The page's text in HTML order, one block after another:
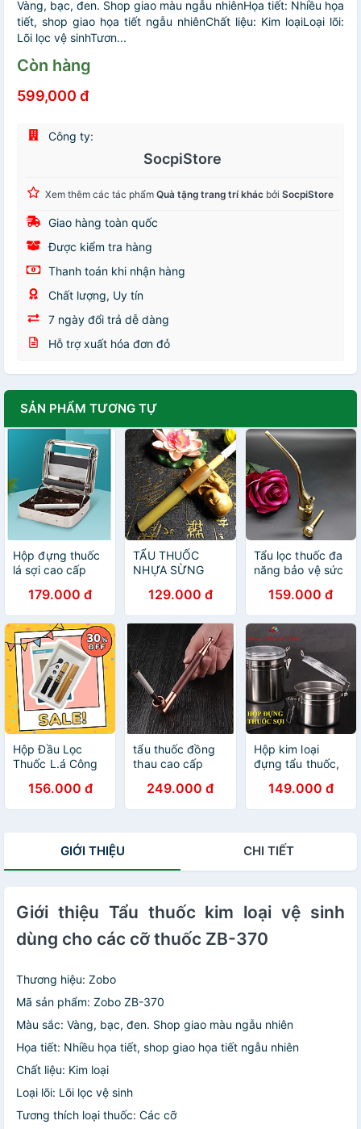
Vàng, bạc, đen. Shop giao màu ngẫu nhiênHọa tiết: Nhiều họa
tiết, shop giao họa tiết ngẫu nhiênChất liệu: Kim loạiLoại lõi:
Lõi lọc vệ sinhTươn...
Còn hàng
599,000 đ
Công ty:
SocpiStore
Xem thêm các tác phẩm Quà tặng trang trí khác bởi SocpiStore
Giao hàng toàn quốc
Được kiểm tra hàng
Thanh toán khi nhận hàng
Chất lượng, Uy tín
7 ngày đổi trả dễ dàng
Hỗ trợ xuất hóa đơn đỏ
SẢN PHẨM TƯƠNG TỰ
Hộp đựng thuốc
lá sợi cao cấp
179.000 đ
TẨU THUỐC
NHỰA SỪNG
LỌC THUỐC BẢO
VỆ SỨC KHỎE
129.000 đ
Tẩu lọc thuốc đa
năng bảo vệ sức
159.000 đ
Hộp Đầu Lọc
Thuốc L.á Công
Bản, Đầu Lọc Đa
Năng Dùng
Vừa & Nhỏ. Sử
156.000 đ
tẩu thuốc đồng
thau cao cấp
sợi và diếu đều
được
249.000 đ
Hộp kim loại
đựng tẩu thuốc,
Thành Nhi
STN7474
149.000 đ
GIỚI THIỆU CHI TIẾT
Giới thiệu Tẩu thuốc kim loại vệ sinh
dùng cho các cỡ thuốc ZB-370
Thương hiệu: Zobo
Mã sản phẩm: Zobo ZB-370
Màu sắc: Vàng, bạc, đen. Shop giao màu ngẫu nhiên
Họa tiết: Nhiều họa tiết, shop giao họa tiết ngẫu nhiên
Chất liệu: Kim loại
Loại lõi: Lõi lọc vệ sinh
Tương thích loại thuốc: Các cỡ